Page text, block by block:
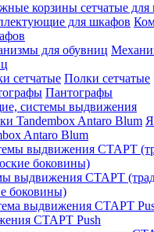
корзины сетчатые для
Полки сетчатые
Пантографы
системы выдвижения
Antaro Blum
выдвижения СТАРТ
боковины)
СТАРТ Push